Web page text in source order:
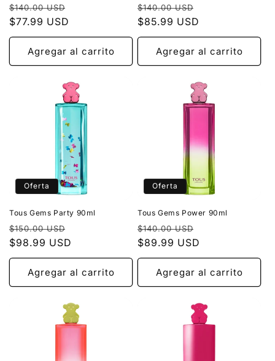
Precio
habitual
$140.00 USD
oferta
$77.99 USD
Agregar al carrito
Precio
habitual
$140.00 USD
oferta
$85.99 USD
Agregar al carrito
Oferta
Tous Gems Party 90ml
Precio
habitual
$150.00 USD
oferta
$98.99 USD
Agregar al carrito
Oferta
Tous Gems Power 90ml
Precio
habitual
$140.00 USD
oferta
$89.99 USD
Agregar al carrito